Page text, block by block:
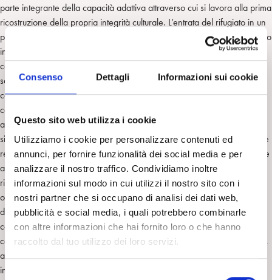
Consenso Dettagli Informazioni sui cookie
Questo sito web utilizza i cookie
Utilizziamo i cookie per personalizzare contenuti ed
annunci, per fornire funzionalità dei social media e per
analizzare il nostro traffico. Condividiamo inoltre
informazioni sul modo in cui utilizzi il nostro sito con i
nostri partner che si occupano di analisi dei dati web,
pubblicità e social media, i quali potrebbero combinarle
con altre informazioni che hai fornito loro o che hanno
raccolto dal tuo utilizzo dei loro servizi.
parte integrante della capacità adattiva attraverso cui si lavora alla prima
ricostruzione della propria integrità culturale. L’entrata del rifugiato in un
progetto di inclusione sociale segna la fase in cui il cibo e il pasto, messo
in sicurezza il bisogno primario di nutrizione, tornano ad essere
condensatori di significati non solo simbolici, ma anche di relazioni
sociali, di ruoli destinati necessariamente ad essere rinegoziati nei
contesti dell’accoglienza. In questa fase, che inizia come nostalgica e si
connota progressivamente come un insieme di capacità pro-attive tese
allo sforzo di “ricostruire la casa”, il cibo alterna funzioni di capitale
simbolico, sociale e culturale. Esso contribuisce a ricostruire, rinegoziare
relazioni ad esempio nelle pratiche che si dispiegano attorno al pasto, e
a generarne di nuove. In questa fase di relativa stabilizzazione per i
rifugiati, il cibo lavora alla (ri)costruzione del capitale sociale, sia esso
orientato all’interno della comunità etnica (nel caso dei rifugiati il più
delle volte inesistente) o orientato verso l’esterno; attraverso la
costruzione di relazioni, il cibo lavora anche alla ricostruzione del
capitale culturale, contribuendo alla ridefinizione dell’identità personale,
al consolidamento dell’identità di gruppo e alla rinegoziazione
interculturale dei ruoli definiti dentro e fuori di casa.